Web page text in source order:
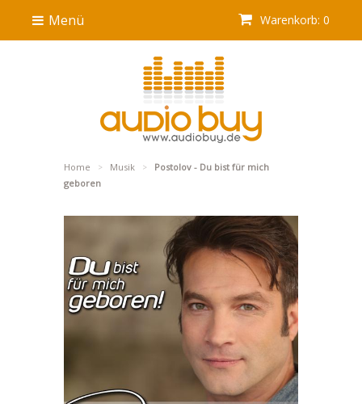
Warenkorb: 0
Menü
Home > Musik >
Postolov - Du bist für mich
geboren